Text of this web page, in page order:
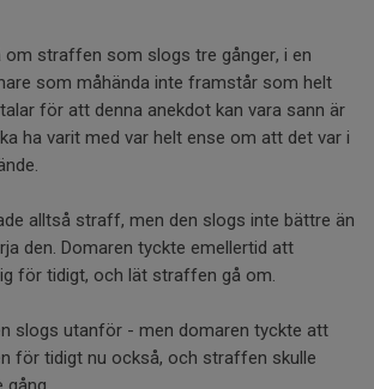
om straffen som slogs tre gånger, i en
som måhända inte framstår som helt
för att denna anekdot kan vara sann är
ha varit med var helt ense om att det var i
alltså straff, men den slogs inte bättre än
den. Domaren tyckte emellertid att
för tidigt, och lät straffen gå om.
slogs utanför - men domaren tyckte att
för tidigt nu också, och straffen skulle